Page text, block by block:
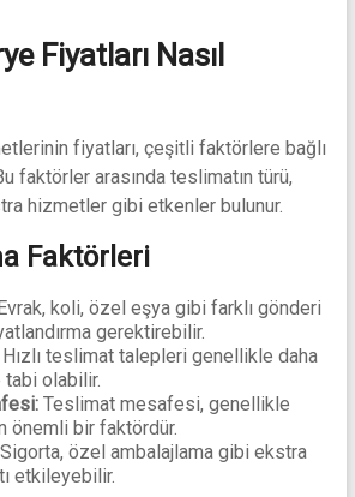
Fiyatları Nasıl
fiyatları, çeşitli faktörlere bağlı
faktörler arasında teslimatın türü,
hizmetler gibi etkenler bulunur.
Faktörleri
koli, özel eşya gibi farklı gönderi
gerektirebilir.
teslimat talepleri genellikle daha
olabilir.
Teslimat mesafesi, genellikle
önemli bir faktördür.
özel ambalajlama gibi ekstra
etkileyebilir.